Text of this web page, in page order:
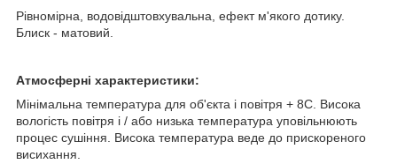
Рівномірна, водовідштовхувальна, ефект м'якого дотику.
Блиск - матовий.
Атмосферні характеристики:
Мінімальна температура для об'єкта і повітря + 8С. Висока
вологість повітря і / або низька температура уповільнюють
процес сушіння. Висока температура веде до прискореного
висихання.